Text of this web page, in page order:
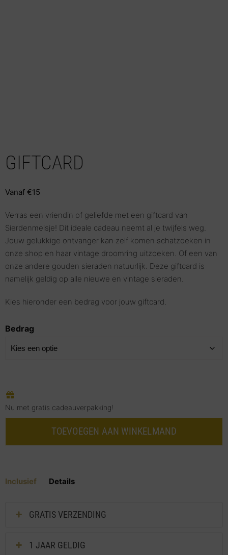
GIFTCARD
Vanaf €15
Verras een vriendin of geliefde met een giftcard van
Sierdenmeisje! Dit ideale cadeau neemt al je twijfels weg.
Jouw gelukkige ontvanger kan zelf komen schatzoeken in
onze shop en haar vintage droomring uitzoeken. Of een van
onze andere gouden sieraden natuurlijk. Deze giftcard is
namelijk geldig op alle nieuwe en vintage sieraden.
Kies hieronder een bedrag voor jouw giftcard.
Bedrag
Nu met gratis cadeauverpakking!
TOEVOEGEN AAN WINKELMAND
Inclusief Details
GRATIS VERZENDING
1 JAAR GELDIG